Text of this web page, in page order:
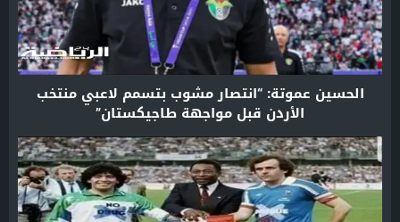
الحسين عموتة: “انتصار مشوب بتسمم لاعبي منتخب
الأردن قبل مواجهة طاجيكستان”